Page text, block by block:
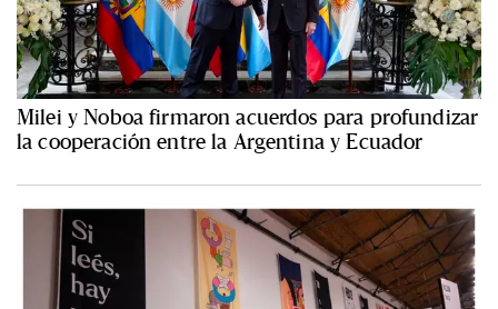
Milei y Noboa firmaron acuerdos para profundizar
la cooperación entre la Argentina y Ecuador